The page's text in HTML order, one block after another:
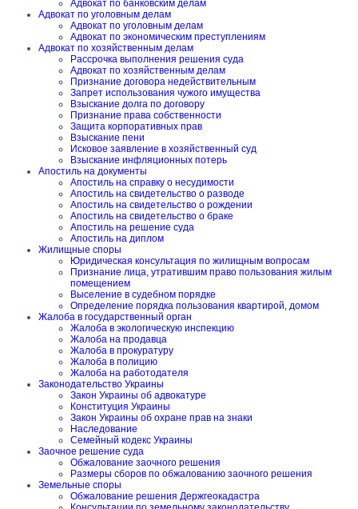
Адвокат по банковским делам
Адвокат по уголовным делам
Адвокат по уголовным делам
Адвокат по экономическим преступлениям
Адвокат по хозяйственным делам
Рассрочка выполнения решения суда
Адвокат по хозяйственным делам
Признание договора недействительным
Запрет использования чужого имущества
Взыскание долга по договору
Признание права собственности
Защита корпоративных прав
Взыскание пени
Исковое заявление в хозяйственный суд
Взыскание инфляционных потерь
Апостиль на документы
Апостиль на справку о несудимости
Апостиль на свидетельство о разводе
Апостиль на свидетельство о рождении
Апостиль на свидетельство о браке
Апостиль на решение суда
Апостиль на диплом
Жилищные споры
Юридическая консультация по жилищным вопросам
Признание лица, утратившим право пользования жилым
помещением
Выселение в судебном порядке
Определение порядка пользования квартирой, домом
Жалоба в государственный орган
Жалоба в экологическую инспекцию
Жалоба на продавца
Жалоба в прокуратуру
Жалоба в полицию
Жалоба на работодателя
Законодательство Украины
Закон Украины об адвокатуре
Конституция Украины
Закон Украины об охране прав на знаки
Наследование
Семейный кодекс Украины
Заочное решение суда
Обжалование заочного решения
Размеры сборов по обжалованию заочного решения
Земельные споры
Обжалование решения Держгеокадастра